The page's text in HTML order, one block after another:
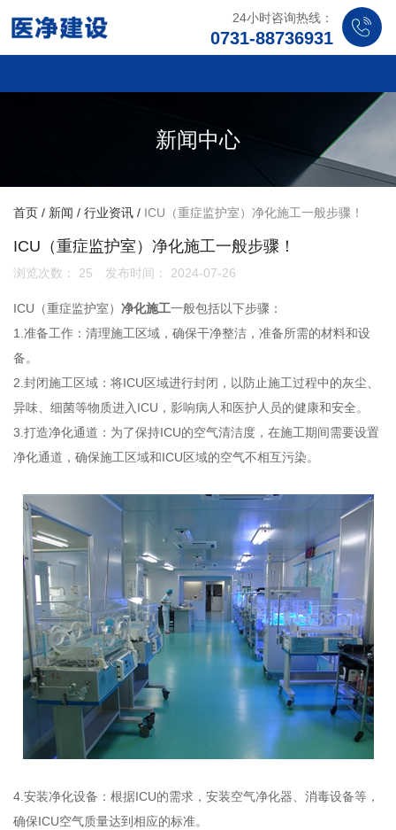
24小时咨询热线：
0731-88736931
新闻中心
首页 / 新闻 / 行业资讯 / ICU（重症监护室）净化施工一般步骤！
ICU（重症监护室）净化施工一般步骤！
浏览次数： 25 发布时间： 2024-07-26
ICU（重症监护室） 净化施工一般包括以下步骤：
1.准备工作：清理施工区域，确保干净整洁，准备所需的材料和设
备。
2.封闭施工区域：将ICU区域进行封闭，以防止施工过程中的灰尘、
异味、细菌等物质进入ICU，影响病人和医护人员的健康和安全。
3.打造净化通道：为了保持ICU的空气清洁度，在施工期间需要设置
净化通道，确保施工区域和ICU区域的空气不相互污染。
4.安装净化设备：根据ICU的需求，安装空气净化器、消毒设备等，
确保ICU空气质量达到相应的标准。